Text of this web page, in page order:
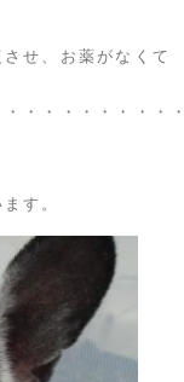
せ、お薬がなくて
・・・・・・・・
す。